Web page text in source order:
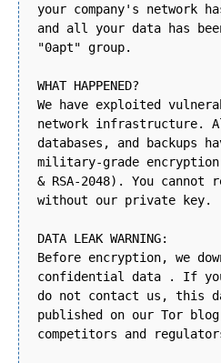
your company's network
and all your data has
"0apt" group.
WHAT HAPPENED?
We have exploited
network infrastructure.
databases, and backups
military-grade encryption
& RSA-2048). You
without our private key.
DATA LEAK WARNING:
Before encryption, we
confidential data . If
do not contact us, this
published on our Tor
competitors and